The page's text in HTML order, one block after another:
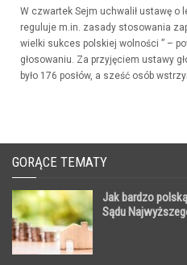
W czwartek Sejm uchwalił ustawę o
reguluje m.in. zasady stosowania
wielki sukces polskiej wolności ” –
głosowaniu. Za przyjęciem ustawy
było 176 posłów, a sześć osób
GORĄCE TEMATY
Jak bardzo
Sądu